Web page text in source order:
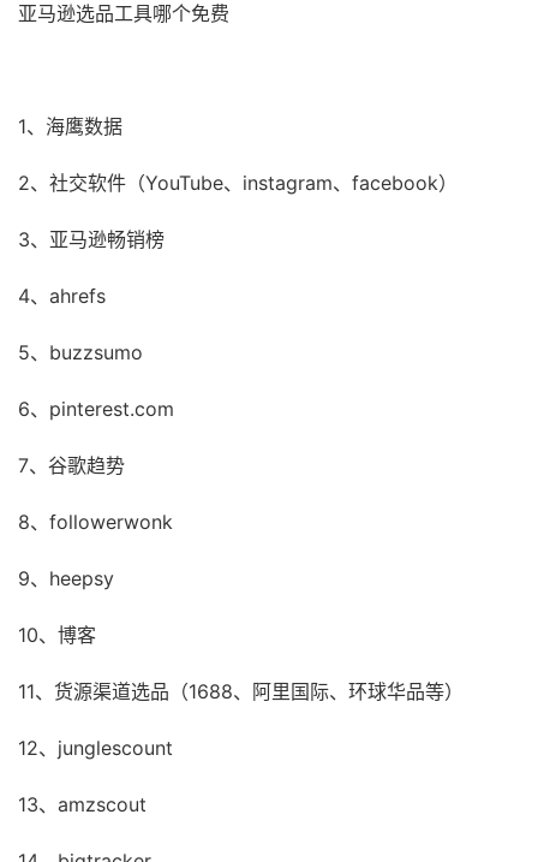
亚马逊选品工具哪个免费
1、海鹰数据
2、社交软件（YouTube、instagram、facebook）
3、亚马逊畅销榜
4、ahrefs
5、buzzsumo
6、pinterest.com
7、谷歌趋势
8、followerwonk
9、heepsy
10、博客
11、货源渠道选品（1688、阿里国际、环球华品等）
12、junglescount
13、amzscout